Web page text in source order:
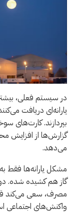
در سیستم فعلی،
یارانه‌ای دریافت
بپردازند. کارت‌های
گزارش‌ها از افزایش
می‌دهد.
مشکل یارانه‌ها
گاز هم کشیده شده.
مصرف، سعی می‌کند
واکنش‌های اجتماعی